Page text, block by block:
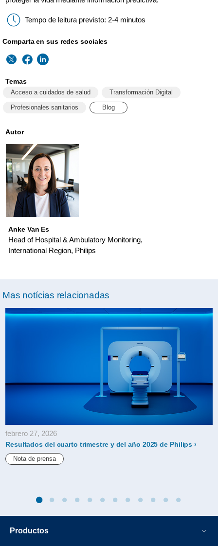
Tempo de leitura previsto: 2-4 minutos
Comparta en sus redes sociales
Temas
Acceso a cuidados de salud Transformación Digital
Profesionales sanitarios Blog
Autor
Anke Van Es
Head of Hospital & Ambulatory Monitoring,
International Region, Philips
Mas notícias relacionadas
febrero 27, 2026
Resultados del cuarto trimestre y del año 2025 de Philips
Nota de prensa
Productos